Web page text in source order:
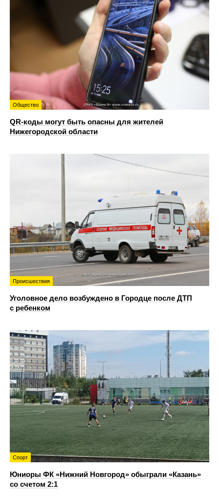
Общество
QR-коды могут быть опасны для жителей
Нижегородской области
Происшествия
Уголовное дело возбуждено в Городце после ДТП
с ребенком
Спорт
Юниоры ФК «Нижний Новгород» обыграли «Казань»
со счетом 2:1